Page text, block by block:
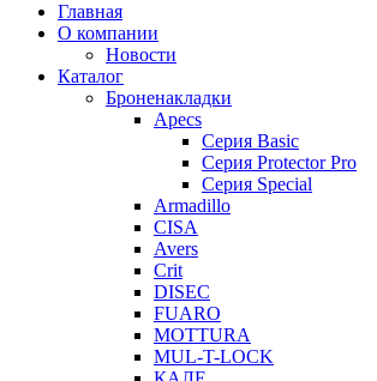
Главная
О компании
Новости
Каталог
Броненакладки
Apecs
Серия Basic
Серия Protector Pro
Серия Special
Armadillo
CISA
Avers
Crit
DISEC
FUARO
MOTTURA
MUL-T-LOCK